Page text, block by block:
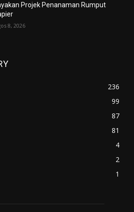
Projek Penanaman Rumput
8, 2026
236
99
87
81
4
2
1